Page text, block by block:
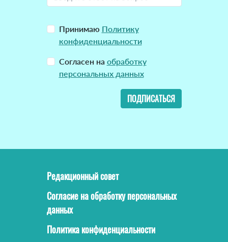
Принимаю Политику
конфиденциальности
Согласен на обработку
персональных данных
ПОДПИСАТЬСЯ
Редакционный совет
Согласие на обработку персональных
данных
Политика конфиденциальности